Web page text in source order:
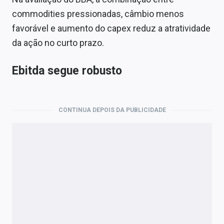
commodities pressionadas, câmbio menos
favorável e aumento do capex reduz a atratividade
da ação no curto prazo.
Ebitda segue robusto
CONTINUA DEPOIS DA PUBLICIDADE